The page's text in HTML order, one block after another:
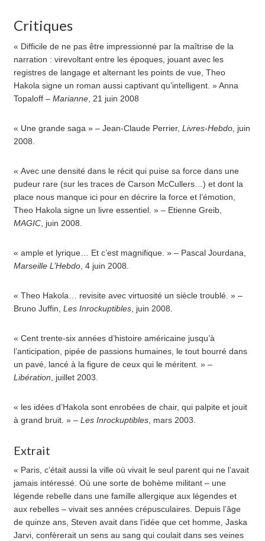
Critiques
« Difficile de ne pas être impressionné par la maîtrise de la
narration : virevoltant entre les époques, jouant avec les
registres de langage et alternant les points de vue, Theo
Hakola signe un roman aussi captivant qu’intelligent. » Anna
Topaloff – Marianne, 21 juin 2008
« Une grande saga » – Jean-Claude Perrier, Livres-Hebdo, juin
2008.
« Avec une densité dans le récit qui puise sa force dans une
pudeur rare (sur les traces de Carson McCullers…) et dont la
place nous manque ici pour en décrire la force et l’émotion,
Theo Hakola signe un livre essentiel. » – Etienne Greib,
MAGIC, juin 2008.
« ample et lyrique… Et c’est magnifique. » – Pascal Jourdana,
Marseille L’Hebdo, 4 juin 2008.
« Theo Hakola… revisite avec virtuosité un siècle troublé. » –
Bruno Juffin, Les Inrockuptibles, juin 2008.
« Cent trente-six années d’histoire américaine jusqu’à
l’anticipation, pipée de passions humaines, le tout bourré dans
un pavé, lancé à la figure de ceux qui le méritent. » –
Libération , juillet 2003.
« les idées d’Hakola sont enrobées de chair, qui palpite et jouit
à grand bruit. » – Les Inrockuptibles, mars 2003.
Extrait
« Paris, c’était aussi la ville où vivait le seul parent qui ne l’avait
jamais intéressé. Où une sorte de bohème militant – une
légende rebelle dans une famille allergique aux légendes et
aux rebelles – vivait ses années crépusculaires. Depuis l’âge
de quinze ans, Steven avait dans l’idée que cet homme, Jaska
Jarvi, confèrerait un sens au sang qui coulait dans ses veines